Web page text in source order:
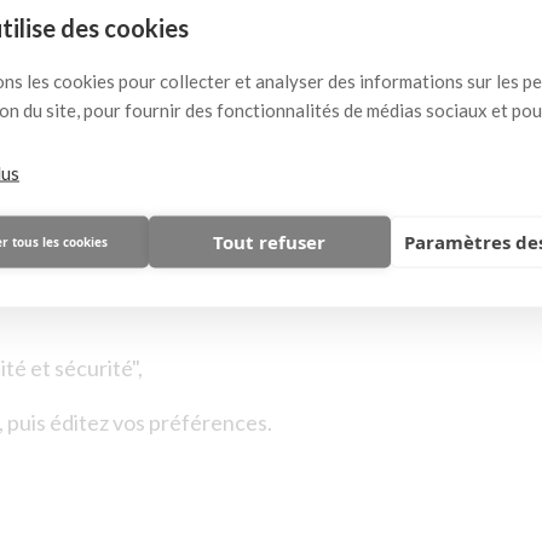
des cookies
les cookies pour collecter et analyser des informations sur les
du site, pour fournir des fonctionnalités de médias sociaux et
tous les cookies Tout refuser Paramètres
de bénéficier des services du site http://
vous invitons à paramétrer votre navigateur en
des cookies, en fonction des principaux
et sécurité",
puis éditez vos préférences.